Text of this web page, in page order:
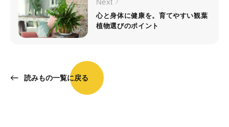
読みもの一覧に戻る
Next
心と身体に健康を。育てやすい観葉
植物選びのポイント